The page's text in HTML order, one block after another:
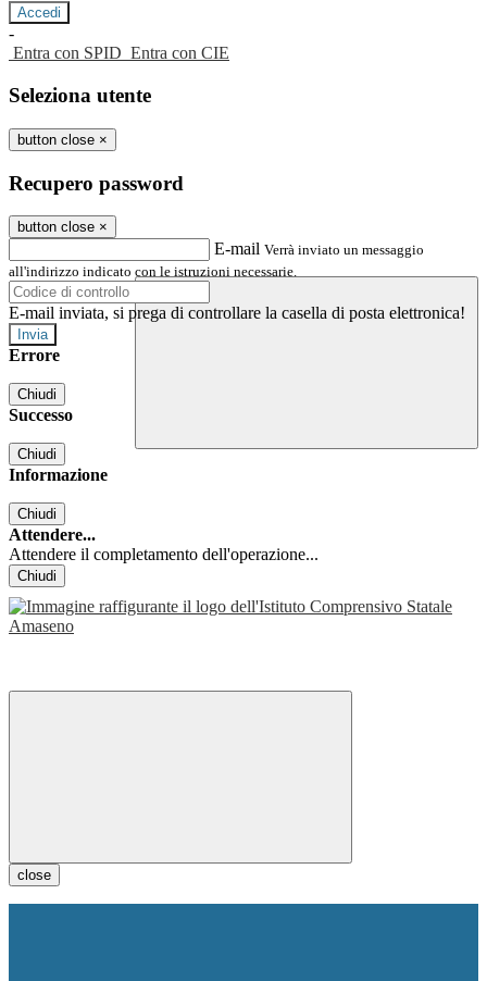
-
Entra con SPID Entra con CIE
Seleziona utente
button close ×
Recupero password
button close ×
E-mail Verrà inviato un messaggio
all'indirizzo indicato con le istruzioni necessarie.
E-mail inviata, si prega di controllare la casella di posta elettronica!
Errore
Chiudi
Successo
Chiudi
Informazione
Chiudi
Attendere...
Attendere il completamento dell'operazione...
Chiudi
close